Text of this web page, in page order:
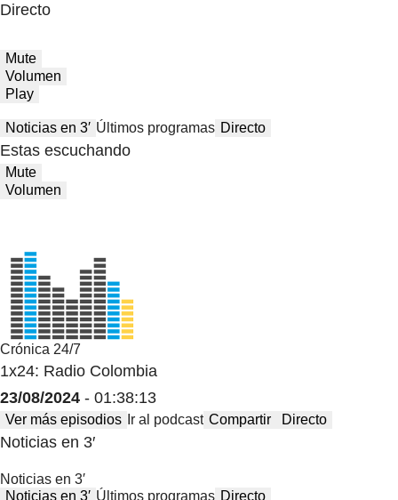
Directo
Mute
Volumen
Play
Noticias en 3′ Últimos programas Directo
Estas escuchando
Mute
Volumen
Crónica 24/7
1x24: Radio Colombia
23/08/2024 - 01:38:13
Ver más episodios Ir al podcast Compartir Directo
Noticias en 3′
Noticias en 3′
Noticias en 3′ Últimos programas Directo